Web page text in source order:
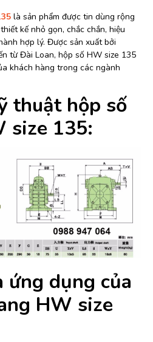
là sản phẩm được tin dùng rộng
kế nhỏ gọn, chắc chắn, hiệu
hợp lý. Được sản xuất bởi
từ Đài Loan, hộp số HW size 135
khách hàng trong các ngành
thuật hộp số
size 135:
ứng dụng của
HW size